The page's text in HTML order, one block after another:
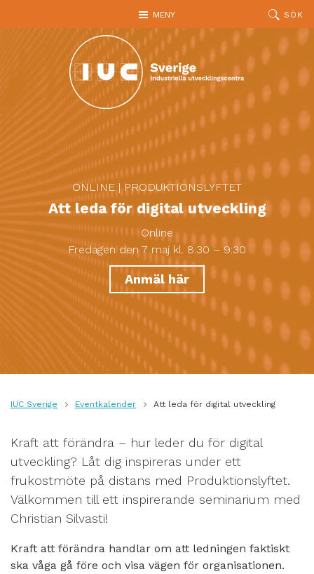
MENY SÖK
ONLINE | PRODUKTIONSLYFTET
Att leda för digital utveckling
Online
Fredagen den 7 maj kl. 8:30 – 9:30
Anmäl här
IUC Sverige Eventkalender Att leda för digital utveckling
Kraft att förändra – hur leder du för digital
utveckling? Låt dig inspireras under ett
frukostmöte på distans med Produktionslyftet.
Välkommen till ett inspirerande seminarium med
Christian Silvasti!
Kraft att förändra handlar om att ledningen faktiskt
ska våga gå före och visa vägen för organisationen.